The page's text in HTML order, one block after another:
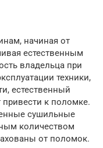
начиная от
естественным
владельца при
техники,
естественный
к поломке.
сушильные
количеством
от поломок.